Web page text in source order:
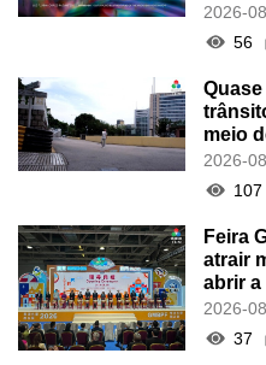
2026-
56
meio
2026-
107
Feira
atrair
abrir a
2026-
37